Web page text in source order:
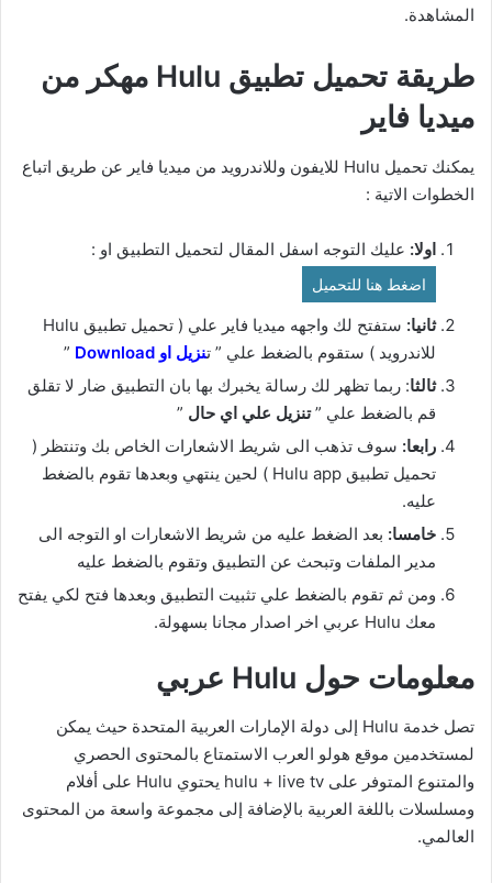
المشاهدة.
طريقة تحميل تطبيق Hulu مهكر من
ميديا فاير
يمكنك تحميل Hulu للايفون وللاندرويد من ميديا فاير عن طريق اتباع
الخطوات الاتية :
اولا: عليك التوجه اسفل المقال لتحميل التطبيق او :
اضغط هنا للتحميل
ثانيا:
ستفتح لك واجهه ميديا فاير علي ( تحميل تطبيق Hulu
للاندرويد ) ستقوم بالضغط علي ” تنزيل او Download
”
ثالثا: ربما تظهر لك رسالة يخبرك بها بان التطبيق ضار لا تقلق
قم بالضغط علي ”تنزيل علي اي حال ”
رابعا: سوف تذهب الى شريط الاشعارات الخاص بك وتنتظر (
تحميل تطبيق Hulu app ) لحين ينتهي وبعدها تقوم بالضغط
عليه.
خامسا: بعد الضغط عليه من شريط الاشعارات او التوجه الى
مدير الملفات وتبحث عن التطبيق وتقوم بالضغط عليه
ومن ثم تقوم بالضغط علي تثبيت التطبيق وبعدها فتح لكي يفتح
معك Hulu عربي اخر اصدار مجانا بسهولة.
معلومات حول Hulu عربي
تصل خدمة Hulu إلى دولة الإمارات العربية المتحدة حيث يمكن
لمستخدمين موقع هولو العرب الاستمتاع بالمحتوى الحصري
والمتنوع المتوفر على hulu + live tv يحتوي Hulu على أفلام
ومسلسلات باللغة العربية بالإضافة إلى مجموعة واسعة من المحتوى
العالمي.